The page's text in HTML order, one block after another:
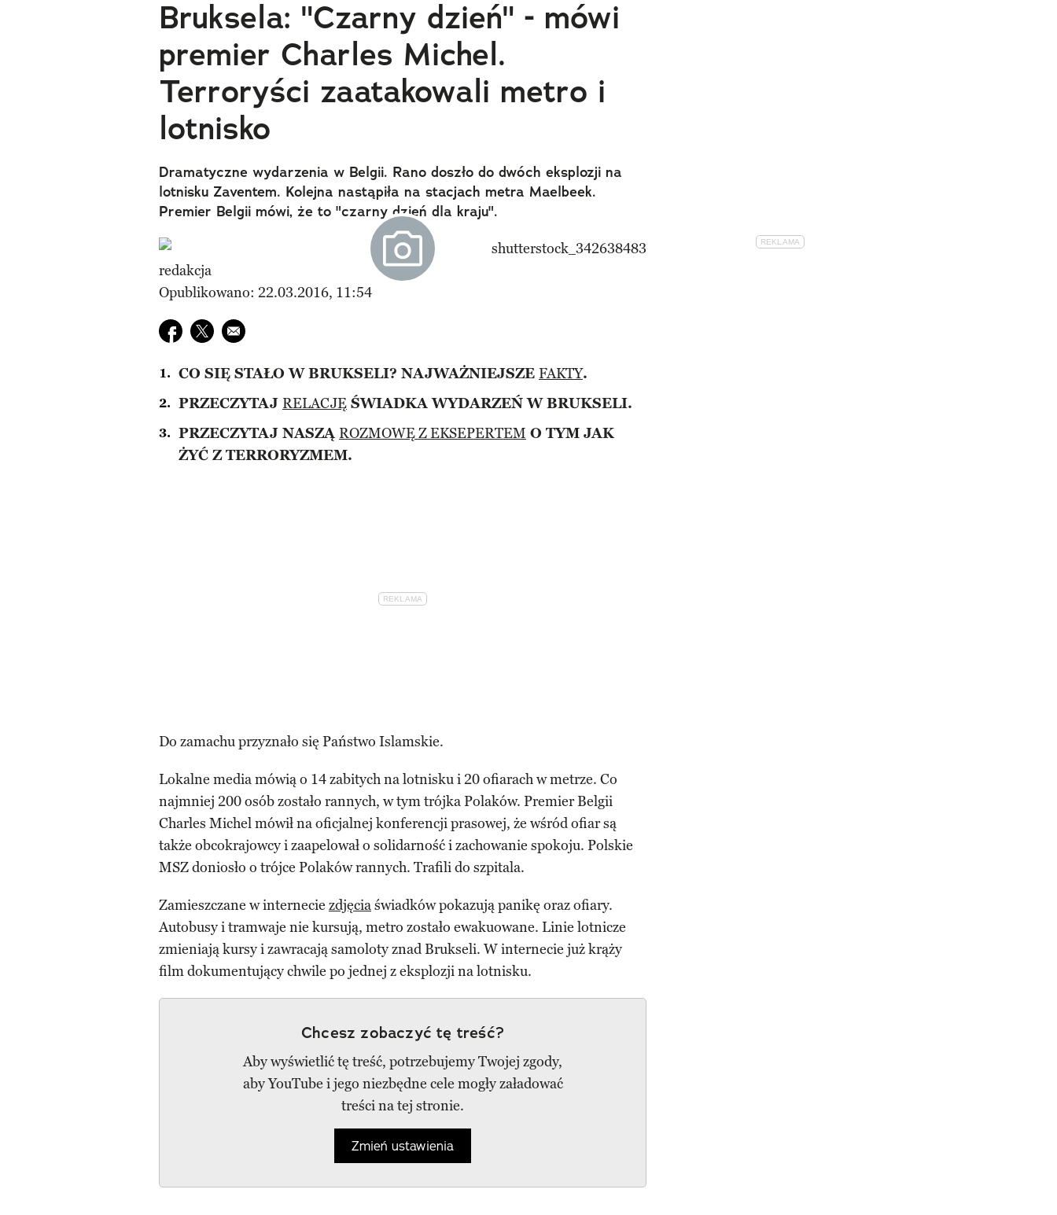
Bruksela: "Czarny dzień" - mówi
premier Charles Michel.
Terroryści zaatakowali metro i
lotnisko
Dramatyczne wydarzenia w Belgii. Rano doszło do dwóch eksplozji na
lotnisku Zaventem. Kolejna nastąpiła na stacjach metra Maelbeek.
Premier Belgii mówi, że to "czarny dzień dla kraju".
redakcja
Opublikowano: 22.03.2016, 11:54
Udostępnij na facebook
Udostępnij na twitter
E-mail do przyjaciela
CO SIĘ STAŁO W BRUKSELI? NAJWAŻNIEJSZE FAKTY.
PRZECZYTAJ RELACJĘ ŚWIADKA WYDARZEŃ W BRUKSELI.
PRZECZYTAJ NASZĄ ROZMOWĘ Z EKSEPERTEM O TYM JAK
ŻYĆ Z TERRORYZMEM.
Do zamachu przyznało się Państwo Islamskie.
Lokalne media mówią o 14 zabitych na lotnisku i 20 ofiarach w metrze. Co
najmniej 200 osób zostało rannych, w tym trójka Polaków. Premier Belgii
Charles Michel mówił na oficjalnej konferencji prasowej, że wśród ofiar są
także obcokrajowcy i zaapelował o solidarność i zachowanie spokoju. Polskie
MSZ doniosło o trójce Polaków rannych. Trafili do szpitala.
Zamieszczane w internecie zdjęciaświadków pokazują panikę oraz ofiary.
Autobusy i tramwaje nie kursują, metro zostało ewakuowane. Linie lotnicze
zmieniają kursy i zawracają samoloty znad Brukseli. W internecie już krąży
film dokumentujący chwile po jednej z eksplozji na lotnisku.
Chcesz zobaczyć tę treść?
Aby wyświetlić tę treść, potrzebujemy Twojej zgody,
aby YouTube i jego niezbędne cele mogły załadować
treści na tej stronie.
Zmień ustawienia